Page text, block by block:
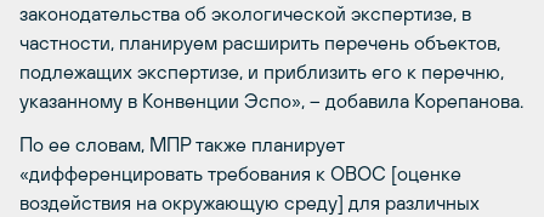
законодательства об экологической экспертизе, в
частности, планируем расширить перечень объектов,
подлежащих экспертизе, и приблизить его к перечню,
указанному в Конвенции Эспо», – добавила Корепанова.
По ее словам, МПР также планирует
«дифференцировать требования к ОВОС [оценке
воздействия на окружающую среду] для различных